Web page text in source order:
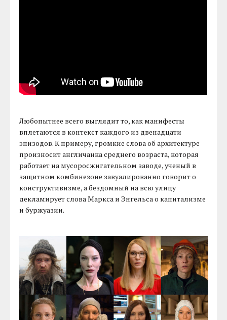
Любопытнее всего выглядит то, как манифесты
вплетаются в контекст каждого из двенадцати
эпизодов. К примеру, громкие слова об архитектуре
произносит англичанка среднего возраста, которая
работает на мусоросжигательном заводе, ученый в
защитном комбинезоне завуалированно говорит о
конструктивизме, а бездомный на всю улицу
декламирует слова Маркса и Энгельса о капитализме
и буржуазии.